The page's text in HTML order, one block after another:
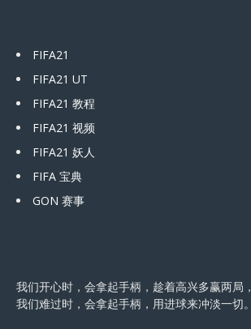
FIFA21
FIFA21 UT
FIFA21 教程
FIFA21 视频
FIFA21 妖人
FIFA 宝典
GON 赛事
我们开心时，会拿起手柄，趁着高兴多赢两局，
我们难过时，会拿起手柄，用进球来冲淡一切。